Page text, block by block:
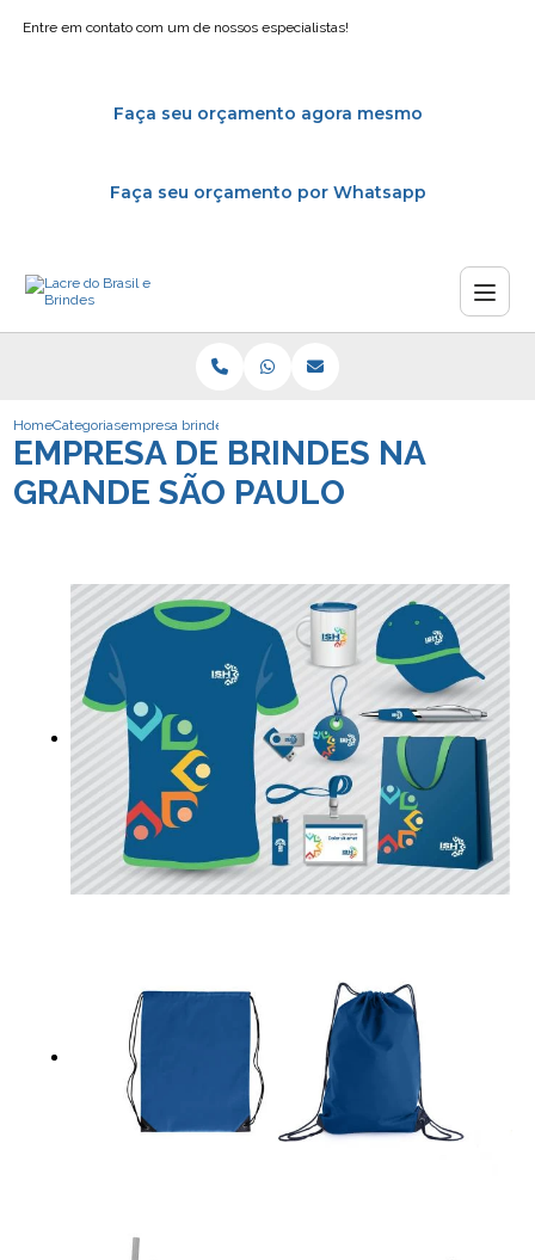
Entre em contato com um de nossos especialistas!
Faça seu orçamento agora mesmo
Faça seu orçamento por Whatsapp
HomeCategoriasempresa brindes grande sao paulo
EMPRESA DE BRINDES NA
GRANDE SÃO PAULO